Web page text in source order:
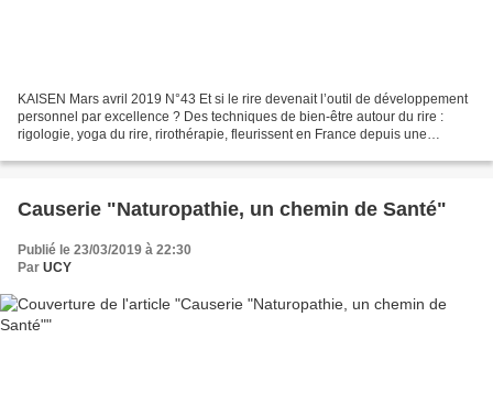
KAISEN Mars avril 2019 N°43 Et si le rire devenait l’outil de développement
personnel par excellence ? Des techniques de bien-être autour du rire :
rigologie, yoga du rire, rirothérapie, fleurissent en France depuis une
Causerie "Naturopathie, un chemin de Santé"
Publié le 23/03/2019 à 22:30
Par UCY